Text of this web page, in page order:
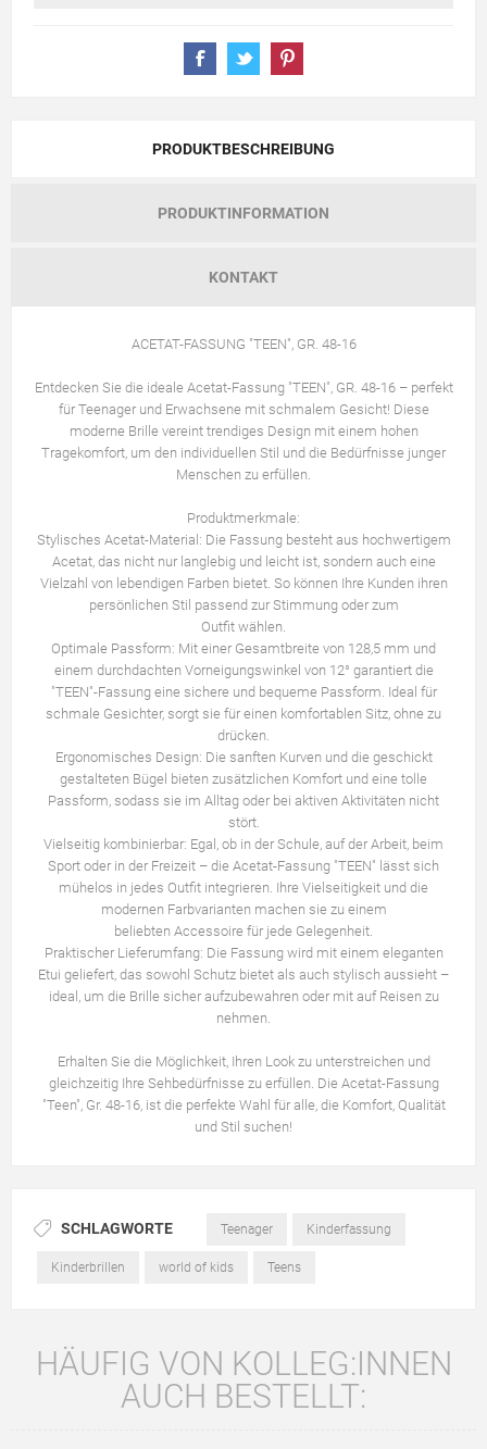
PRODUKTBESCHREIBUNG
PRODUKTINFORMATION
KONTAKT
ACETAT-FASSUNG "TEEN", GR. 48-16
Entdecken Sie die ideale Acetat-Fassung "TEEN", GR. 48-16 – perfekt
für Teenager und Erwachsene mit schmalem Gesicht! Diese
moderne Brille vereint trendiges Design mit einem hohen
Tragekomfort, um den individuellen Stil und die Bedürfnisse junger
Menschen zu erfüllen.
Produktmerkmale:
Stylisches Acetat-Material: Die Fassung besteht aus hochwertigem
Acetat, das nicht nur langlebig und leicht ist, sondern auch eine
Vielzahl von lebendigen Farben bietet. So können Ihre Kunden ihren
persönlichen Stil passend zur Stimmung oder zum
Outfit wählen.
Optimale Passform: Mit einer Gesamtbreite von 128,5 mm und
einem durchdachten Vorneigungswinkel von 12° garantiert die
"TEEN"-Fassung eine sichere und bequeme Passform. Ideal für
schmale Gesichter, sorgt sie für einen komfortablen Sitz, ohne zu
drücken.
Ergonomisches Design: Die sanften Kurven und die geschickt
gestalteten Bügel bieten zusätzlichen Komfort und eine tolle
Passform, sodass sie im Alltag oder bei aktiven Aktivitäten nicht
stört.
Vielseitig kombinierbar: Egal, ob in der Schule, auf der Arbeit, beim
Sport oder in der Freizeit – die Acetat-Fassung "TEEN" lässt sich
mühelos in jedes Outfit integrieren. Ihre Vielseitigkeit und die
modernen Farbvarianten machen sie zu einem
beliebten Accessoire für jede Gelegenheit.
Praktischer Lieferumfang: Die Fassung wird mit einem eleganten
Etui geliefert, das sowohl Schutz bietet als auch stylisch aussieht –
ideal, um die Brille sicher aufzubewahren oder mit auf Reisen zu
nehmen.
Erhalten Sie die Möglichkeit, Ihren Look zu unterstreichen und
gleichzeitig Ihre Sehbedürfnisse zu erfüllen. Die Acetat-Fassung
"Teen", Gr. 48-16, ist die perfekte Wahl für alle, die Komfort, Qualität
und Stil suchen!
SCHLAGWORTE Teenager Kinderfassung
Kinderbrillen world of kids Teens
HÄUFIG VON KOLLEG:INNEN
AUCH BESTELLT: